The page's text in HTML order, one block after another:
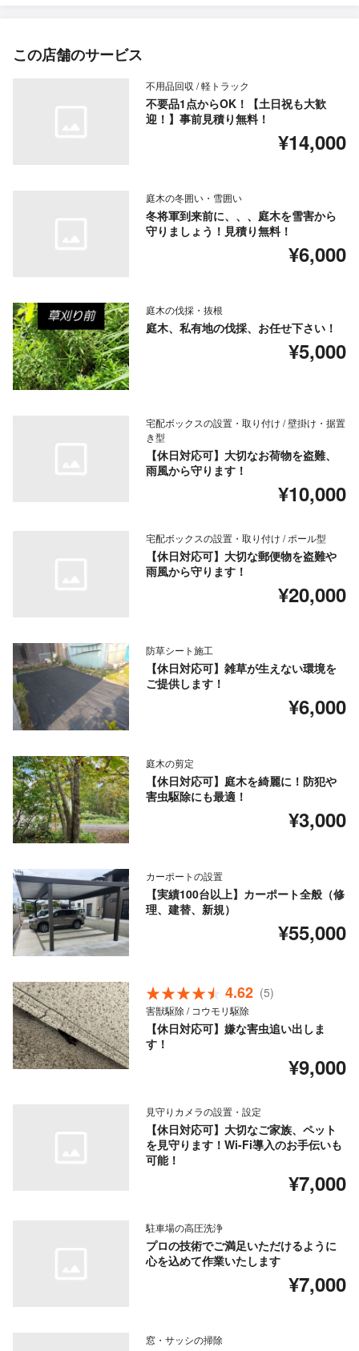
この店舗のサービス
不用品回収 / 軽トラック
不要品1点からOK！【土日祝も大歓
迎！】事前見積り無料！
¥14,000
庭木の冬囲い・雪囲い
冬将軍到来前に、、、庭木を雪害から
守りましょう！見積り無料！
¥6,000
庭木の伐採・抜根
庭木、私有地の伐採、お任せ下さい！
¥5,000
宅配ボックスの設置・取り付け / 壁掛け・据置
き型
【休日対応可】大切なお荷物を盗難、
雨風から守ります！
¥10,000
宅配ボックスの設置・取り付け / ポール型
【休日対応可】大切な郵便物を盗難や
雨風から守ります！
¥20,000
防草シート施工
【休日対応可】雑草が生えない環境を
ご提供します！
¥6,000
庭木の剪定
【休日対応可】庭木を綺麗に！防犯や
害虫駆除にも最適！
¥3,000
カーポートの設置
【実績100台以上】カーポート全般（修
理、建替、新規）
¥55,000
4.62 (5)
害獣駆除 / コウモリ駆除
【休日対応可】嫌な害虫追い出しま
す！
¥9,000
見守りカメラの設置・設定
【休日対応可】大切なご家族、ペット
を見守ります！Wi-Fi導入のお手伝いも
可能！
¥7,000
駐車場の高圧洗浄
プロの技術でご満足いただけるように
心を込めて作業いたします
¥7,000
窓・サッシの掃除